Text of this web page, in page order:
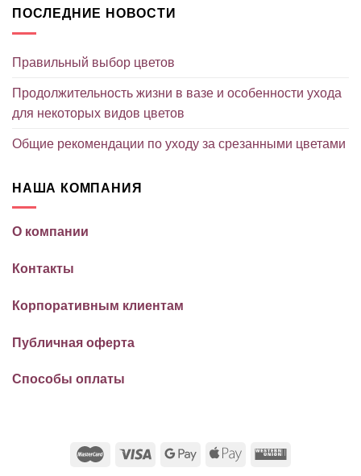
ПОСЛЕДНИЕ НОВОСТИ
Правильный выбор цветов
Продолжительность жизни в вазе и особенности ухода
для некоторых видов цветов
Общие рекомендации по уходу за срезанными цветами
НАША КОМПАНИЯ
О компании
Контакты
Корпоративным клиентам
Публичная оферта
Способы оплаты